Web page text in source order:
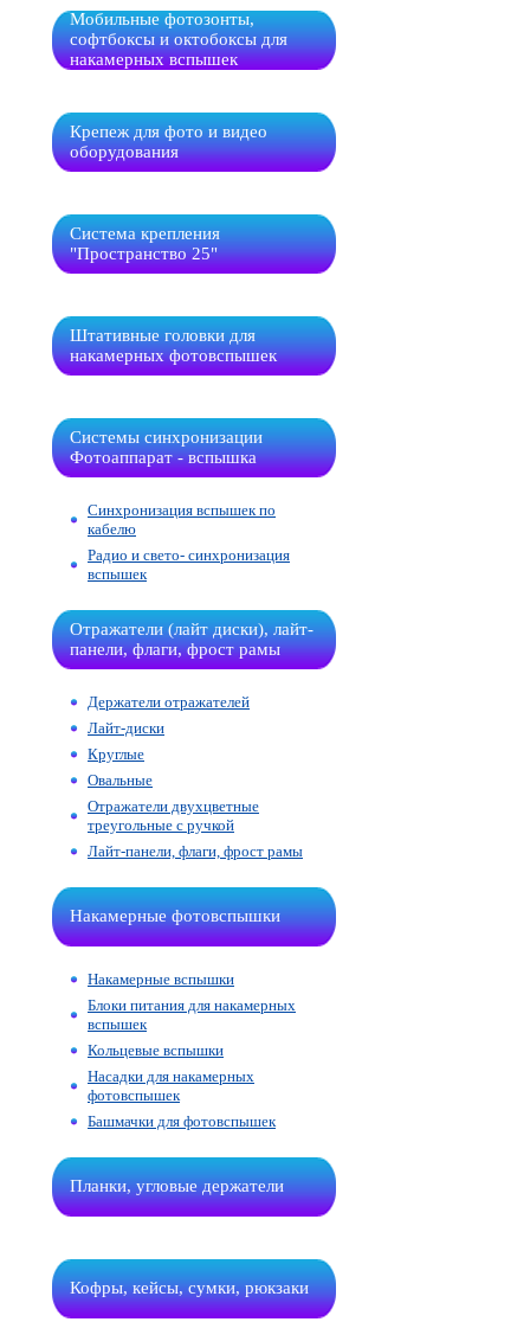
Мобильные фотозонты,
софтбоксы и октобоксы для
накамерных вспышек
Крепеж для фото и видео
оборудования
Система крепления
"Пространство 25"
Штативные головки для
накамерных фотовспышек
Системы синхронизации
Фотоаппарат - вспышка
Синхронизация вспышек по
кабелю
Радио и свето- синхронизация
вспышек
Отражатели (лайт диски), лайт-
панели, флаги, фрост рамы
Держатели отражателей
Лайт-диски
Круглые
Овальные
Отражатели двухцветные
треугольные с ручкой
Лайт-панели, флаги, фрост рамы
Накамерные фотовспышки
Накамерные вспышки
Блоки питания для накамерных
вспышек
Кольцевые вспышки
Насадки для накамерных
фотовспышек
Башмачки для фотовспышек
Планки, угловые держатели
Кофры, кейсы, сумки, рюкзаки